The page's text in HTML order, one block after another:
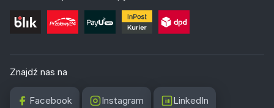
Znajdź nas na
Facebook Instagram LinkedIn